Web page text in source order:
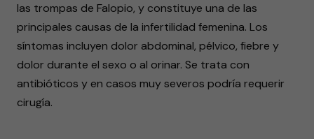
las trompas de Falopio, y constituye una de las
principales causas de la infertilidad femenina. Los
síntomas incluyen dolor abdominal, pélvico, fiebre y
dolor durante el sexo o al orinar. Se trata con
antibióticos y en casos muy severos podría requerir
cirugía.